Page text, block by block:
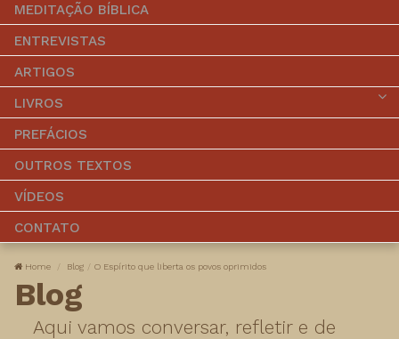
MEDITAÇÃO BÍBLICA
ENTREVISTAS
ARTIGOS
LIVROS
PREFÁCIOS
OUTROS TEXTOS
VÍDEOS
CONTATO
Home Blog O Espírito que liberta os povos oprimidos
Blog
Aqui vamos conversar, refletir e de